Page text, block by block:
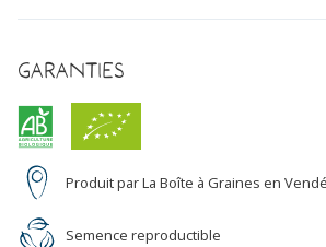
Garanties
Produit par La Boîte à Graines en
Semence reproductible